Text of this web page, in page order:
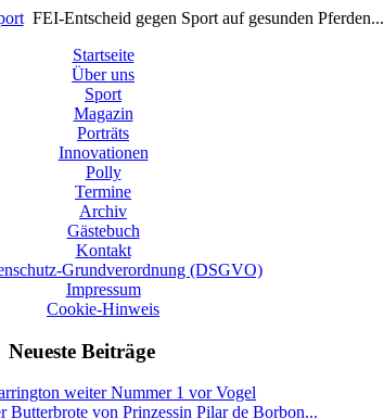
FEI-Entscheid gegen Sport auf gesunden Pferden...
Startseite
Über uns
Sport
Magazin
Porträts
Innovationen
Polly
Termine
Archiv
Gästebuch
Kontakt
Grundverordnung (DSGVO)
Impressum
Cookie-Hinweis
Neueste Beiträge
weiter Nummer 1 vor Vogel
Butterbrote von Prinzessin Pilar de Borbon...